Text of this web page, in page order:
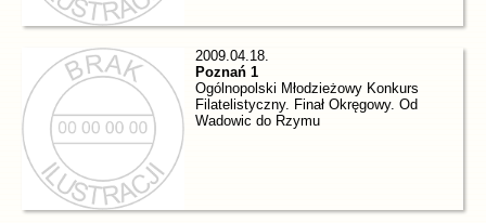
2009.04.18.
Poznań 1
Ogólnopolski Młodzieżowy Konkurs
Filatelistyczny. Finał Okręgowy. Od
Wadowic do Rzymu